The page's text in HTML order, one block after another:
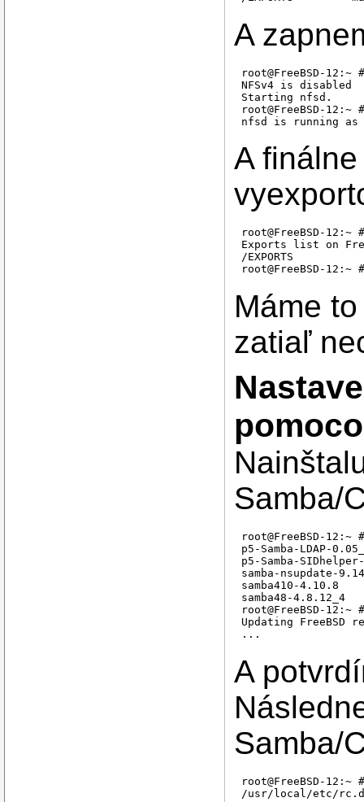
A
root@FreeBSD-
NFSv4 is disabled
Starting nfsd.
root@FreeBSD-
A
root@FreeBSD-12:~
Exports list on
/EXPORTS
Máme
zatiaľ
Samba/
root@FreeBSD-12:~
p5-Samba-LDAP-
p5-Samba-
samba-nsupdate-
samba410-4.10.8
samba48-
root@FreeBSD-
Updating
A
Samba/
root@FreeBSD-